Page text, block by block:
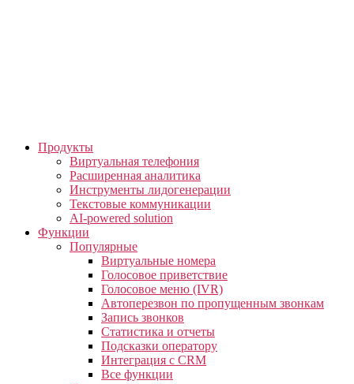
Продукты
Виртуальная телефония
Расширенная аналитика
Инструменты лидогенерации
Текстовые коммуникации
AI-powered solution
Функции
Популярные
Виртуальные номера
Голосовое приветствие
Голосовое меню (IVR)
Автоперезвон по пропущенным звонкам
Запись звонков
Статистика и отчеты
Подсказки оператору
Интеграция с CRM
Все функции